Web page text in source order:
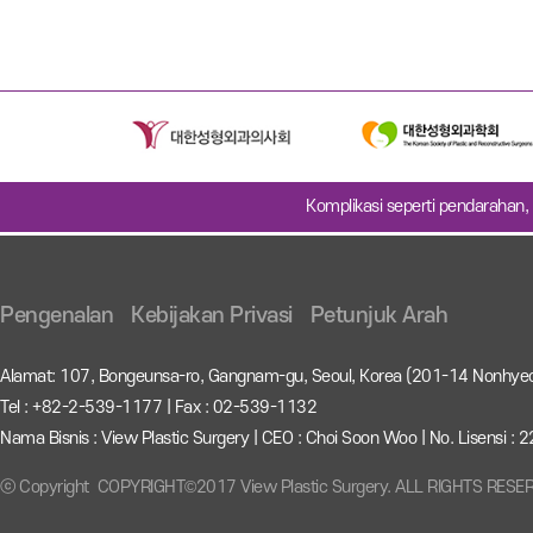
Komplikasi seperti
Pengenalan Kebijakan Privasi Petunjuk Arah
Alamat: 107, Bongeunsa-ro, Gangnam-gu, Seoul, Korea (201-14
Tel : +82-2-539-1177 | Fax : 02-539-1132
Nama Bisnis : View Plastic Surgery | CEO : Choi Soon Woo | No. Lisensi
ⓒ Copyright COPYRIGHT©2017 View Plastic Surgery. ALL RIGHTS